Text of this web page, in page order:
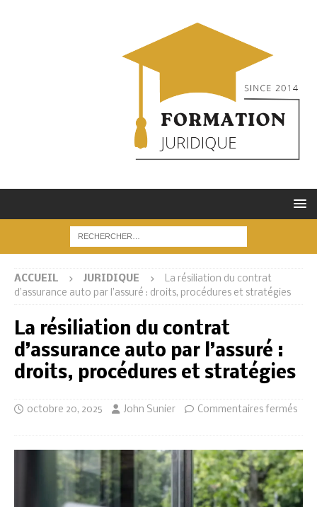
ACCUEIL JURIDIQUE
La résiliation du contrat
d’assurance auto par l’assuré : droits, procédures et stratégies
La résiliation du contrat
d’assurance auto par l’assuré :
droits, procédures et stratégies
octobre 20, 2025 John Sunier Commentaires fermés